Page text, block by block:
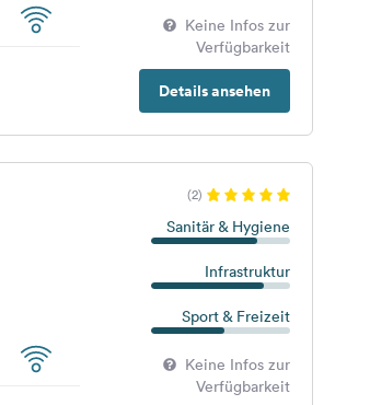
Keine Infos zur
Verfügbarkeit
Details ansehen
(2)
Sanitär & Hygiene
Infrastruktur
Sport & Freizeit
Keine Infos zur
Verfügbarkeit